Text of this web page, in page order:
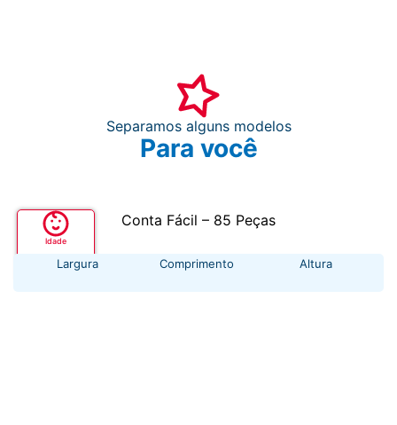
Separamos alguns modelos
Para você
Idade
+ 3 anos
Conta Fácil – 85 Peças
Largura Comprimento Altura